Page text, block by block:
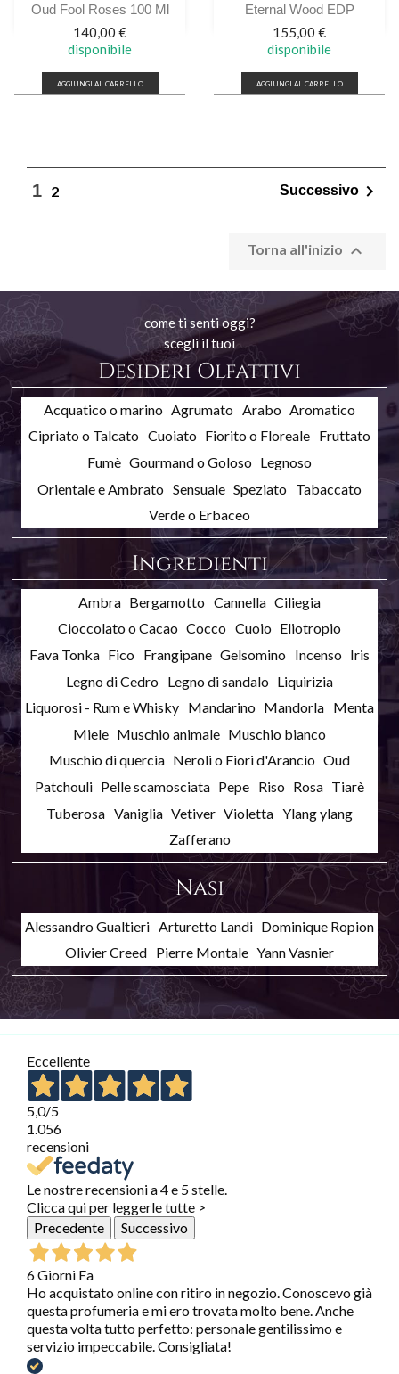
Oud Fool Roses 100 Ml
Prezzo
140,00 €
disponibile
AGGIUNGI AL CARRELLO
Eternal Wood EDP
Prezzo
155,00 €
disponibile
AGGIUNGI AL CARRELLO
1 2 Successivo 
Torna all'inizio 
come ti senti oggi?
scegli il tuoi
Desideri Olfattivi
Acquatico o marino Agrumato Arabo Aromatico
Cipriato o Talcato Cuoiato Fiorito o Floreale Fruttato
Fumè Gourmand o Goloso Legnoso
Orientale e Ambrato Sensuale Speziato Tabaccato
Verde o Erbaceo
Ingredienti
Ambra Bergamotto Cannella Ciliegia
Cioccolato o Cacao Cocco Cuoio Eliotropio
Fava Tonka Fico Frangipane Gelsomino Incenso Iris
Legno di Cedro Legno di sandalo Liquirizia
Liquorosi - Rum e Whisky Mandarino Mandorla Menta
Miele Muschio animale Muschio bianco
Muschio di quercia Neroli o Fiori d'Arancio Oud
Patchouli Pelle scamosciata Pepe Riso Rosa Tiarè
Tuberosa Vaniglia Vetiver Violetta Ylang ylang
Zafferano
Nasi
Alessandro Gualtieri Arturetto Landi Dominique Ropion
Olivier Creed Pierre Montale Yann Vasnier
Eccellente
5,0/5
1.056
recensioni
Le nostre recensioni a 4 e 5 stelle.
Clicca qui per leggerle tutte >
Precedente
Successivo
6 Giorni Fa
Ho acquistato online con ritiro in negozio. Conoscevo già
questa profumeria e mi ero trovata molto bene. Anche
questa volta tutto perfetto: personale gentilissimo e
servizio impeccabile. Consigliata!